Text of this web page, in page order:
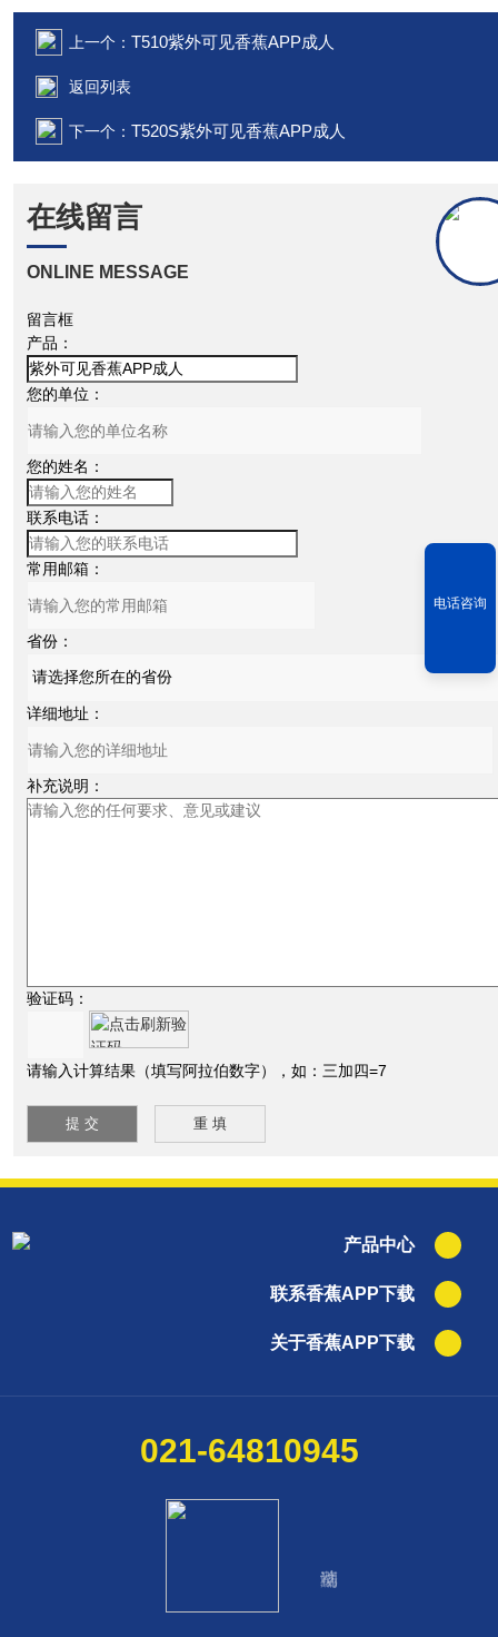
上一个： T510紫外可见香蕉APP成人
返回列表
下一个： T520S紫外可见香蕉APP成人
在线留言
ONLINE MESSAGE
留言框
产品：
您的单位：
您的姓名：
联系电话：
常用邮箱：
省份：
详细地址：
补充说明：
验证码：
请输入计算结果（填写阿拉伯数字），如：三加四=7
产品中心
联系香蕉APP下载
关于香蕉APP下载
021-64810945
电话咨询